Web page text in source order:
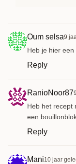
Oum selsa9
Heb je hier
Reply
RanioNoor87
Heb het recept
een
Reply
Mani10 jaar